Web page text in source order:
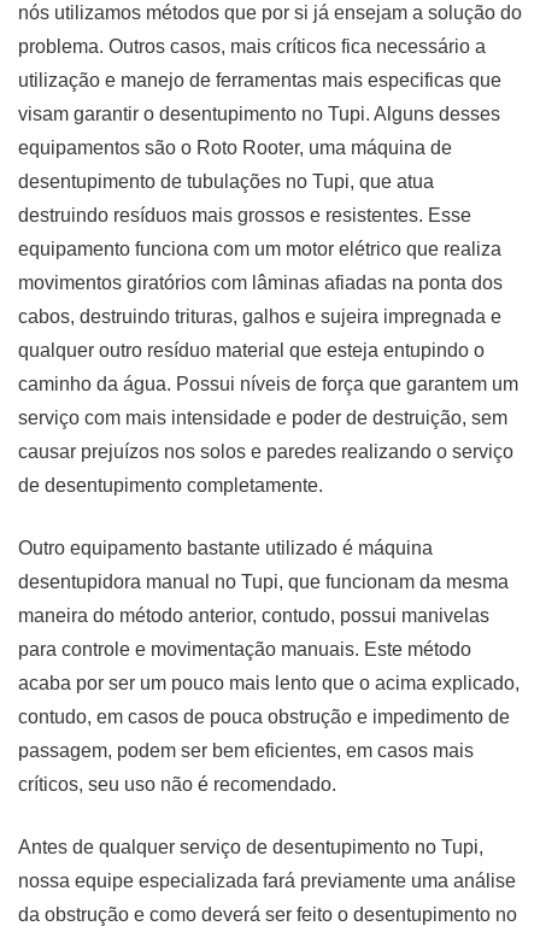
nós utilizamos métodos que por si já ensejam a solução do
problema. Outros casos, mais críticos fica necessário a
utilização e manejo de ferramentas mais especificas que
visam garantir o desentupimento no Tupi. Alguns desses
equipamentos são o Roto Rooter, uma máquina de
desentupimento de tubulações no Tupi, que atua
destruindo resíduos mais grossos e resistentes. Esse
equipamento funciona com um motor elétrico que realiza
movimentos giratórios com lâminas afiadas na ponta dos
cabos, destruindo trituras, galhos e sujeira impregnada e
qualquer outro resíduo material que esteja entupindo o
caminho da água. Possui níveis de força que garantem um
serviço com mais intensidade e poder de destruição, sem
causar prejuízos nos solos e paredes realizando o serviço
de desentupimento completamente.
Outro equipamento bastante utilizado é máquina
desentupidora manual no Tupi, que funcionam da mesma
maneira do método anterior, contudo, possui manivelas
para controle e movimentação manuais. Este método
acaba por ser um pouco mais lento que o acima explicado,
contudo, em casos de pouca obstrução e impedimento de
passagem, podem ser bem eficientes, em casos mais
críticos, seu uso não é recomendado.
Antes de qualquer serviço de desentupimento no Tupi,
nossa equipe especializada fará previamente uma análise
da obstrução e como deverá ser feito o desentupimento no